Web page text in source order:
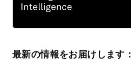
最新の情報をお届けします：